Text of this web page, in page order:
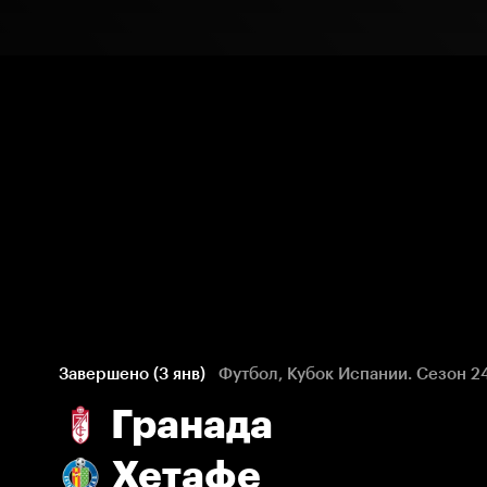
Завершено (3 янв) Футбол, Кубок Испании. Сезон
Гранада
Хетафе